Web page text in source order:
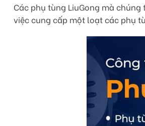
Các phụ tùng LiuGong mà
việc cung cấp một loạt các phụ